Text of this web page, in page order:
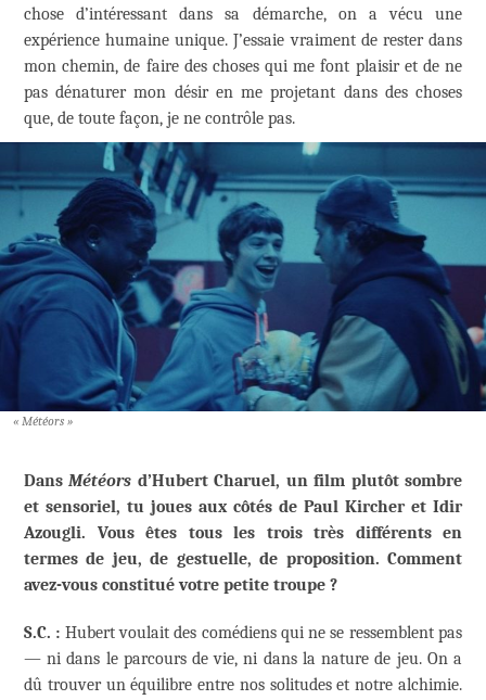
chose d’intéressant dans sa démarche, on a vécu une
expérience humaine unique. J’essaie vraiment de rester dans
mon chemin, de faire des choses qui me font plaisir et de ne
pas dénaturer mon désir en me projetant dans des choses
que, de toute façon, je ne contrôle pas.
« Météors »
DansMétéors d’Hubert Charuel, un film plutôt sombre
et sensoriel, tu joues aux côtés de Paul Kircher et Idir
Azougli. Vous êtes tous les trois très différents en
termes de jeu, de gestuelle, de proposition. Comment
avez-vous constitué votre petite troupe ?
S.C. : Hubert voulait des comédiens qui ne se ressemblent pas
— ni dans le parcours de vie, ni dans la nature de jeu. On a
dû trouver un équilibre entre nos solitudes et notre alchimie.